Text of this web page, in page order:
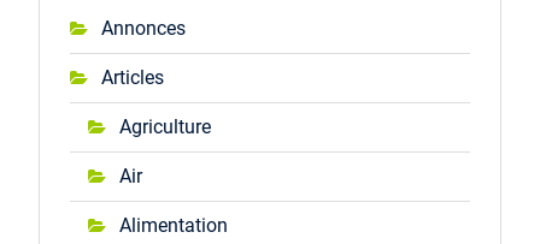
Annonces
Articles
Agriculture
Air
Alimentation